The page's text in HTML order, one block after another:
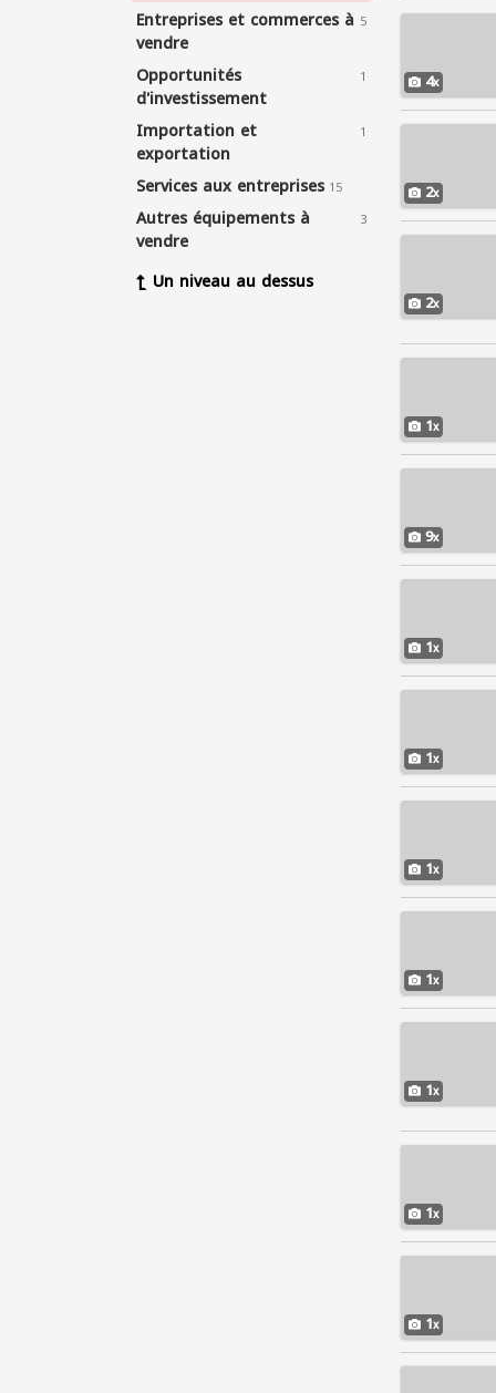
Entreprises et commerces à
vendre
5
Opportunités
d'investissement
1
Importation et
exportation
1
Services aux entreprises 15
Autres équipements à
vendre
3
Un niveau au dessus
4
2
2
1
9
1
1
1
1
1
1
1